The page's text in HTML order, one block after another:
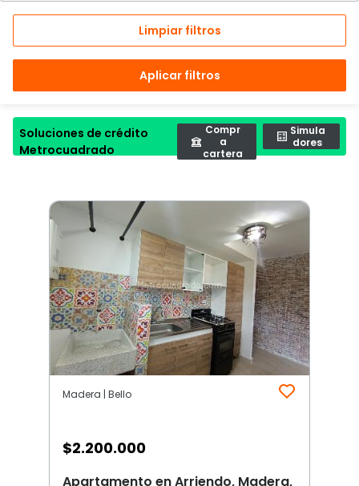
Limpiar filtros
Aplicar filtros
Soluciones de crédito
Metrocuadrado
Compr
a
cartera
Simula
dores
Madera | Bello
$2.200.000
Apartamento en Arriendo, Madera,